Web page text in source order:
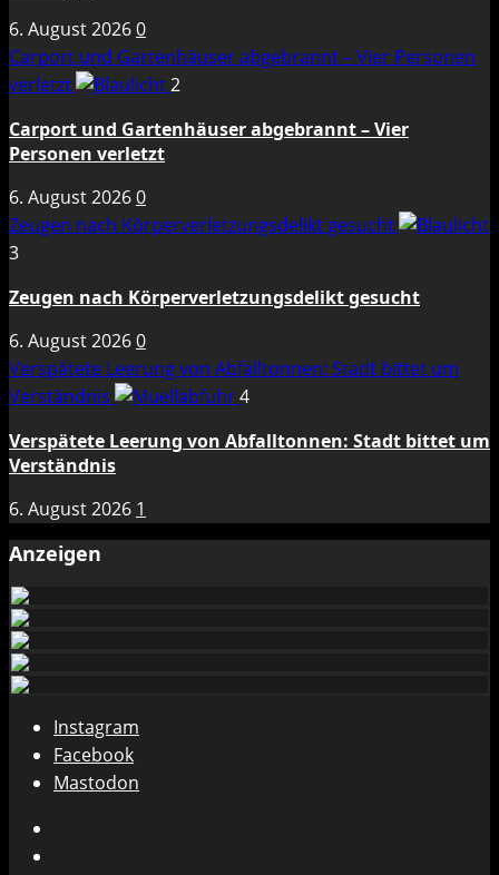
6. August 20260
Carport und Gartenhäuser abgebrannt – Vier Personen
verletzt
2
Carport und Gartenhäuser abgebrannt – Vier
Personen verletzt
6. August 20260
Zeugen nach Körperverletzungsdelikt gesucht
3
Zeugen nach Körperverletzungsdelikt gesucht
6. August 20260
Verspätete Leerung von Abfalltonnen: Stadt bittet um
Verständnis
4
Verspätete Leerung von Abfalltonnen: Stadt bittet um
Verständnis
6. August 2026 1
Anzeigen
Instagram
Facebook
Mastodon